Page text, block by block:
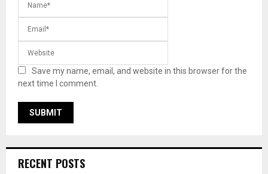
Save my name, email, and website in this browser for the
next time I comment.
RECENT POSTS